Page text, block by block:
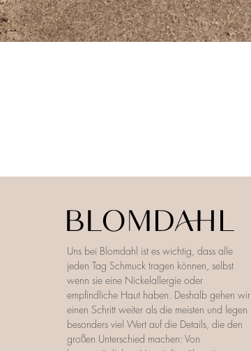
Uns bei Blomdahl ist es wichtig, dass alle
jeden Tag Schmuck tragen können, selbst
wenn sie eine Nickelallergie oder
empfindliche Haut haben. Deshalb gehen wir
einen Schritt weiter als die meisten und legen
besonders viel Wert auf die Details, die den
großen Unterschied machen: Von